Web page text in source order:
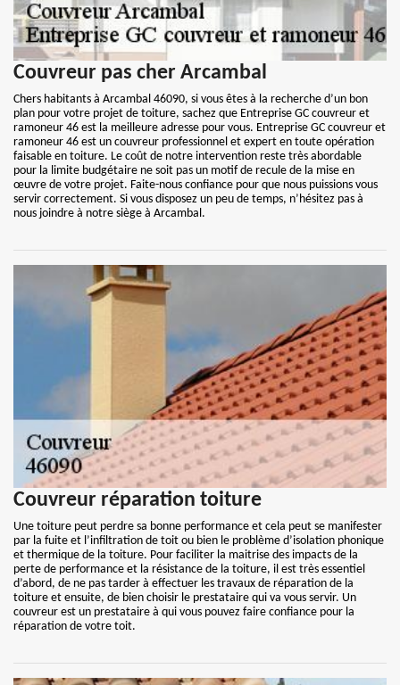
Couvreur pas cher Arcambal
Chers habitants à Arcambal 46090, si vous êtes à la recherche d’un bon
plan pour votre projet de toiture, sachez que Entreprise GC couvreur et
ramoneur 46 est la meilleure adresse pour vous. Entreprise GC couvreur et
ramoneur 46 est un couvreur professionnel et expert en toute opération
faisable en toiture. Le coût de notre intervention reste très abordable
pour la limite budgétaire ne soit pas un motif de recule de la mise en
œuvre de votre projet. Faite-nous confiance pour que nous puissions vous
servir correctement. Si vous disposez un peu de temps, n’hésitez pas à
nous joindre à notre siège à Arcambal.
Couvreur réparation toiture
Une toiture peut perdre sa bonne performance et cela peut se manifester
par la fuite et l’infiltration de toit ou bien le problème d’isolation phonique
et thermique de la toiture. Pour faciliter la maitrise des impacts de la
perte de performance et la résistance de la toiture, il est très essentiel
d’abord, de ne pas tarder à effectuer les travaux de réparation de la
toiture et ensuite, de bien choisir le prestataire qui va vous servir. Un
couvreur est un prestataire à qui vous pouvez faire confiance pour la
réparation de votre toit.